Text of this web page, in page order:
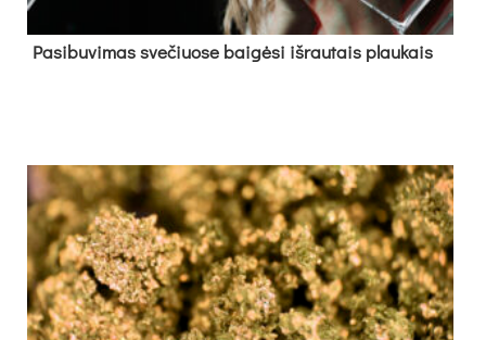
Pa­si­bu­vi­mas sve­čiuo­se bai­gė­si iš­rau­tais plau­kais